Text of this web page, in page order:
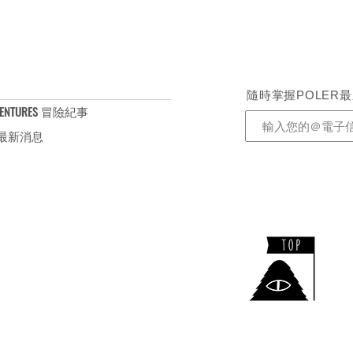
冒險紀事
新消息
隨時掌握POLER